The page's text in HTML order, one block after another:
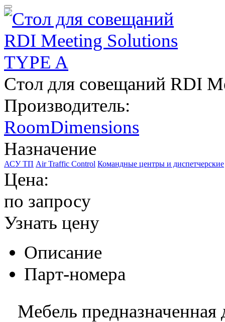
Стол для совещаний RDI
Производитель:
RoomDimensions
Назначение
АСУ ТП Air Traffic Control Командные центры и диспетчерские
Цена:
по запросу
Узнать цену
Описание
Парт-номера
Мебель